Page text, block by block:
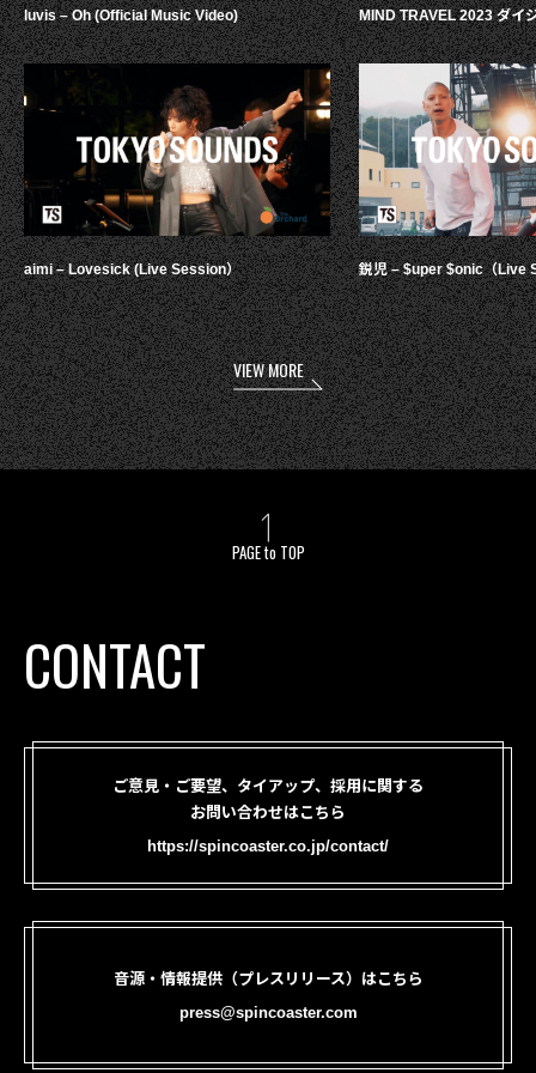
luvis – Oh (Official Music Video)
aimi – Lovesick (Live Session）
MIND TRAVEL 2023 ダイ
鋭児 – $uper $onic（Live
VIEW MORE
PAGE to TOP
CONTACT
ご意見・ご要望、タイアップ、採用に関する
お問い合わせはこちら
https://spincoaster.co.jp/contact/
音源・情報提供（プレスリリース）はこちら
press@spincoaster.com